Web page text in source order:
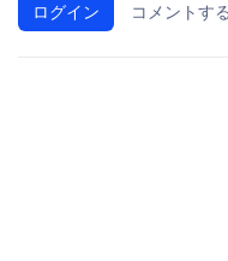
ログイン コメントす